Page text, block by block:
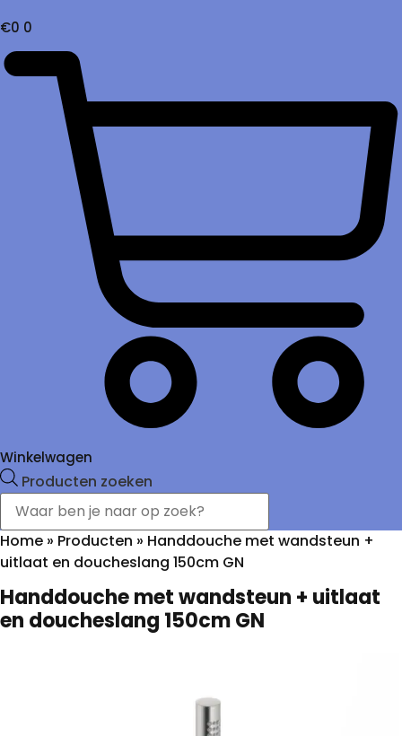
€0 0
Winkelwagen
Producten zoeken
Home » Producten » Handdouche met wandsteun +
uitlaat en doucheslang 150cm GN
Handdouche met wandsteun + uitlaat
en doucheslang 150cm GN